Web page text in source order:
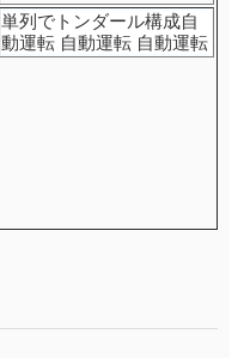
単列で トンダール構成自
動運転 自動運転 自動運転